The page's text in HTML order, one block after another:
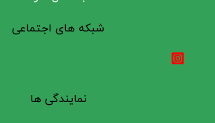
شبکه های اجتماعی
نمایندگی ها